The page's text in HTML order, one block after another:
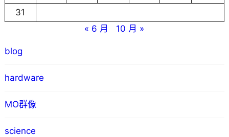
31
« 6 月
10 月 »
blog
hardware
MO群像
science